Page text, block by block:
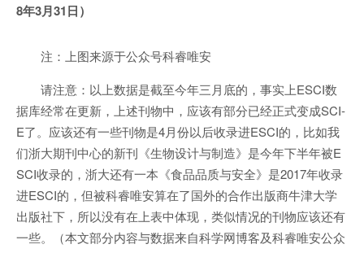
8年3月31日）
注：上图来源于公众号科睿唯安
请注意：以上数据是截至今年三月底的，事实上ESCI数
据库经常在更新，上述刊物中，应该有部分已经正式变成SCI-
E了。应该还有一些刊物是4月份以后收录进ESCI的，比如我
们浙大期刊中心的新刊《生物设计与制造》是今年下半年被E
SCI收录的，浙大还有一本《食品品质与安全》是2017年收录
进ESCI的，但被科睿唯安算在了国外的合作出版商牛津大学
出版社下，所以没有在上表中体现，类似情况的刊物应该还有
一些。（本文部分内容与数据来自科学网博客及科睿唯安公众